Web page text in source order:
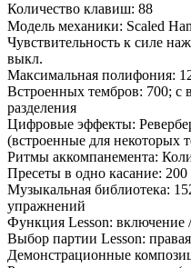
Количество клавиш: 88
Модель механики: Scaled
Чувствительность к силе
выкл.
Максимальная полифония:
Встроенных тембров: 700; с
разделения
Цифровые эффекты:
(встроенные для некоторых
Ритмы аккомпанемента:
Пресеты в одно касание:
Музыкальная библиотека:
упражнений
Функция Lesson: включение
Выбор партии Lesson:
Демонстрационные